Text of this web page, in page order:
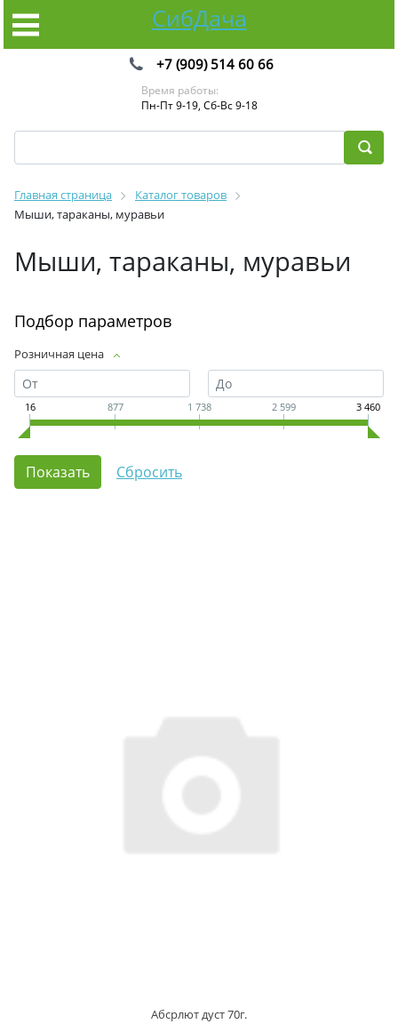
СибДача
+7 (909) 514 60 66
Время работы:
Пн-Пт 9-19, Сб-Вс 9-18
Главная страница
Каталог товаров
Мыши, тараканы, муравьи
Мыши, тараканы, муравьи
Подбор параметров
Розничная цена
16 877 1 738 2 599 3 460
Абсрлют дуст 70г.